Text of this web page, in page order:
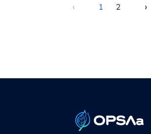
‹ 1 2 ›